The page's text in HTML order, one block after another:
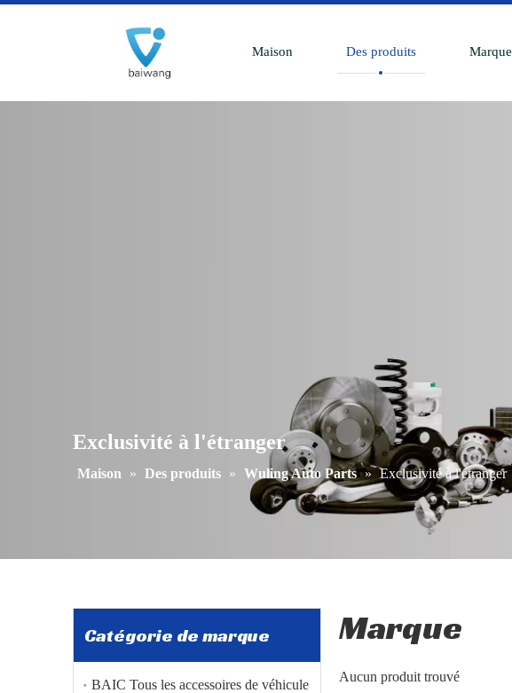
Maison Des produits Marque
Exclusivité à l'étranger
Maison » Des produits » Wuling Auto Parts » Exclusivité à l'étranger
Catégorie de marque
BAIC Tous les accessoires de véhicule
Marque
Aucun produit trouvé